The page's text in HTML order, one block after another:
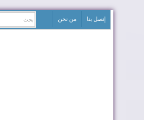
إتصل بنا من نحن